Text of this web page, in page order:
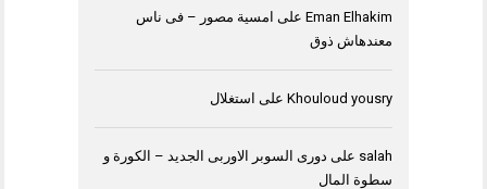
Eman Elhakim على امسية مصور – فى ناس
معندهاش ذوق
Khouloud yousry على استغلال
salah على دورى السوبر الاوربى الجديد – الكورة و
سطوة المال